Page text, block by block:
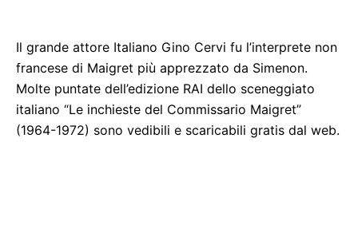
Il grande attore Italiano Gino Cervi fu l’interprete non
francese di Maigret più apprezzato da Simenon.
Molte puntate dell’edizione RAI dello sceneggiato
italiano “Le inchieste del Commissario Maigret”
(1964-1972) sono vedibili e scaricabili gratis dal web.